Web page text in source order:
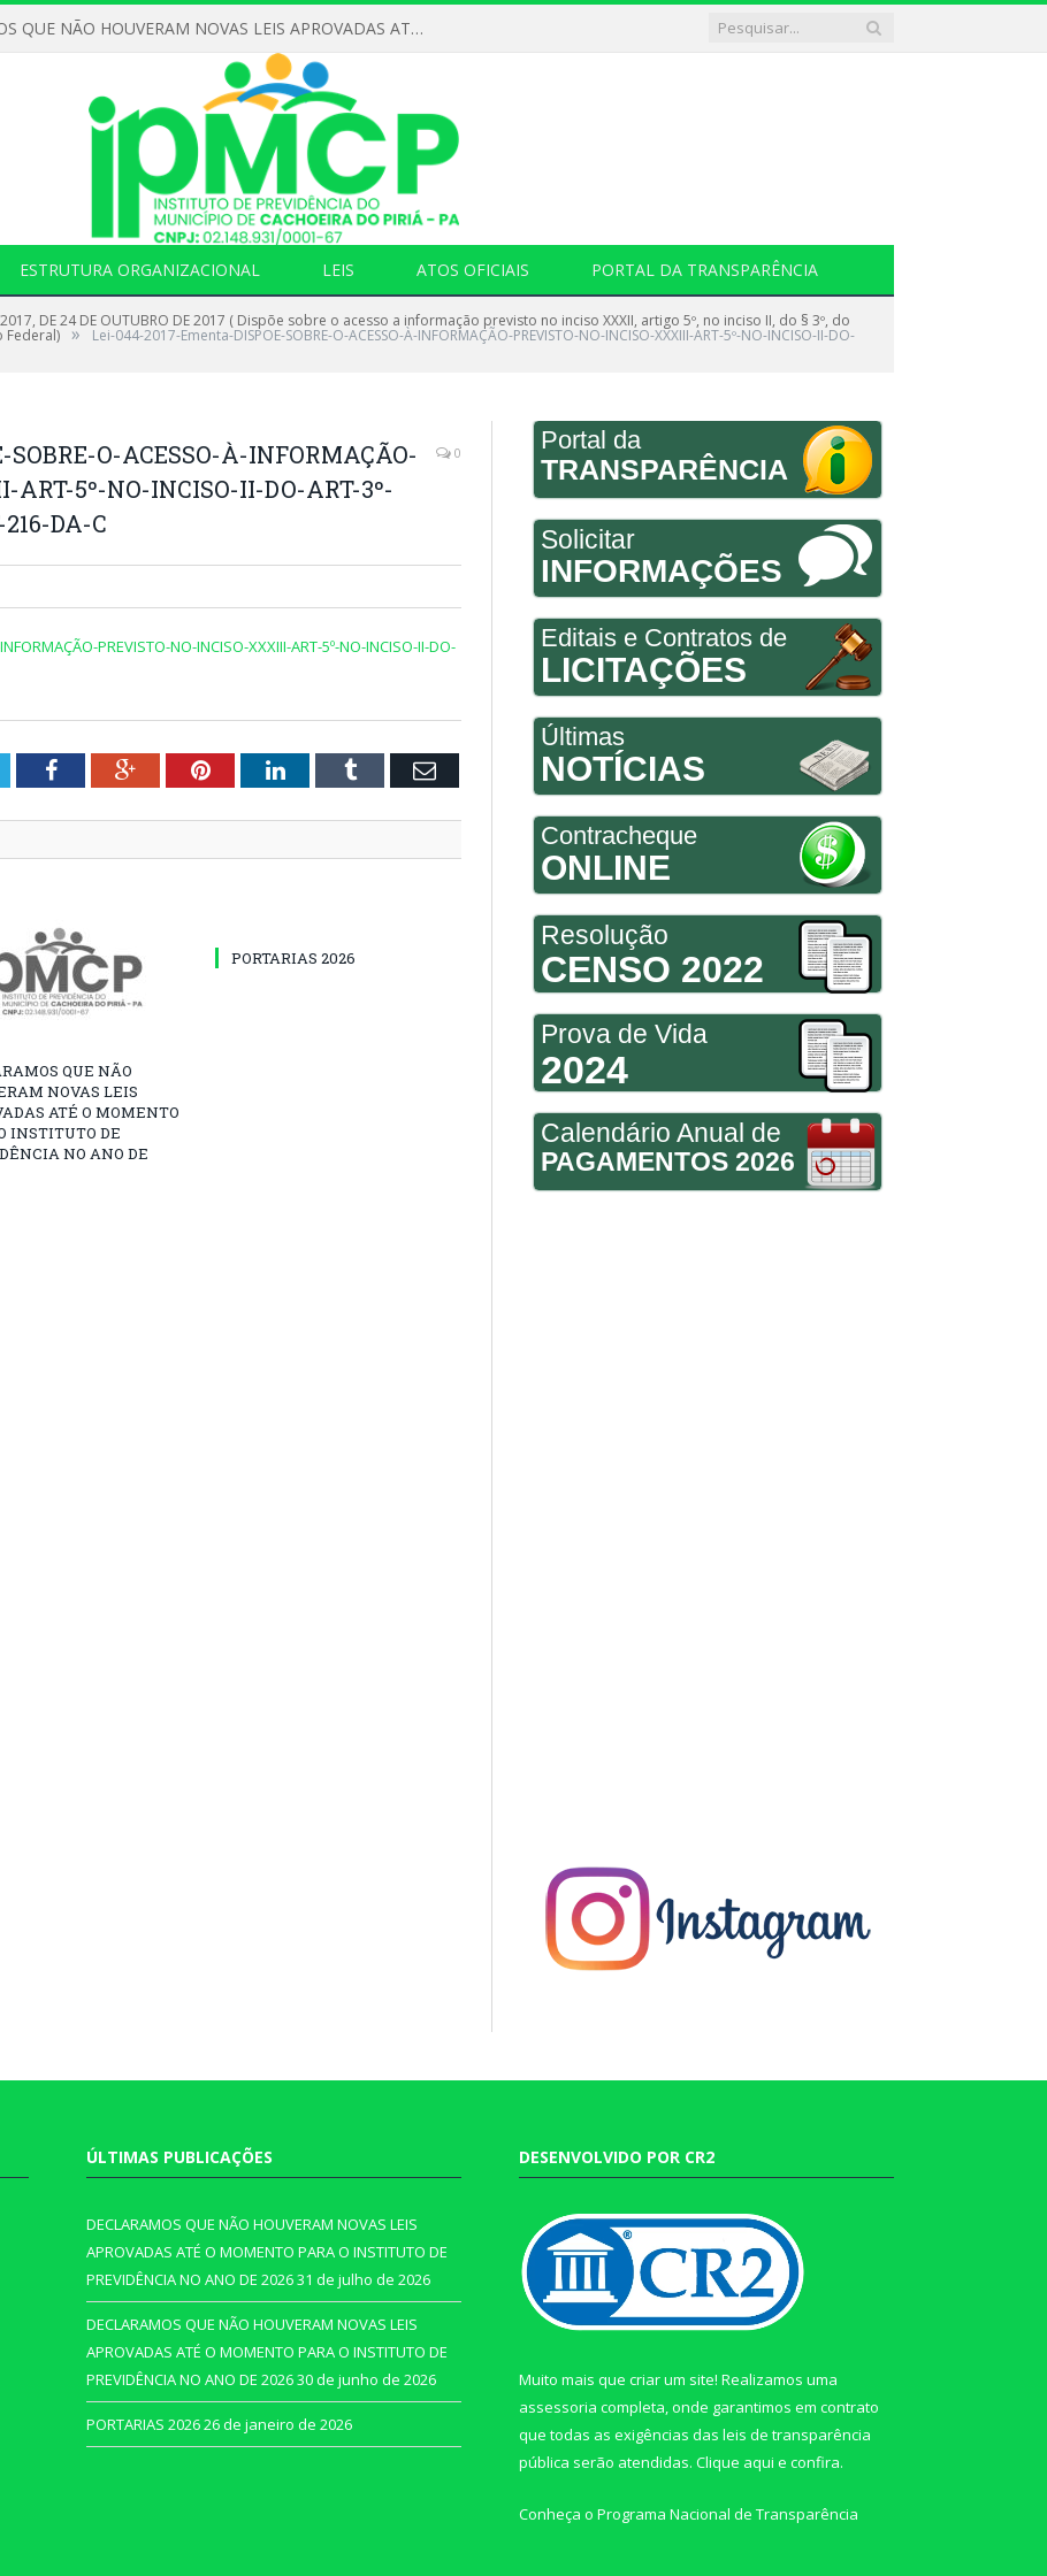
DECLARAMOS QUE NÃO HOUVERAM NOVAS LEIS APROVADAS ATÉ O MOMENTO PARA O INSTITUTO DE PREVIDÊNCIA NO ANO DE 2026
ESTRUTURA ORGANIZACIONAL LEIS ATOS OFICIAIS PORTAL DA TRANSPARÊNCIA
2017, DE 24 DE OUTUBRO DE 2017 ( Dispõe sobre o acesso a informação previsto no inciso XXXII, artigo 5º, no inciso II, do § 3º, do
Federal) » Lei-044-2017-Ementa-DISPOE-SOBRE-O-ACESSO-À-INFORMAÇÃO-PREVISTO-NO-INCISO-XXXIII-ART-5º-NO-INCISO-II-DO-
O-ACESSO-À-INFORMAÇÃO-
5º-NO-INCISO-II-DO-ART-3º-
DA-C
0
PREVISTO-NO-INCISO-XXXIII-ART-5º-NO-INCISO-II-DO-
FacebookGoogle+PinterestLinkedInTumblr Email
QUE NÃO
NOVAS LEIS
ATÉ O MOMENTO
INSTITUTO DE
NO ANO DE
PORTARIAS 2026
Portal da
TRANSPARÊNCIA
Solicitar
INFORMAÇÕES
Editais e Contratos de
LICITAÇÕES
Últimas
NOTÍCIAS
Contracheque
ONLINE
Resolução
CENSO 2022
Prova de Vida
2024
Calendário Anual de
PAGAMENTOS 2026
ÚLTIMAS PUBLICAÇÕES
DECLARAMOS QUE NÃO HOUVERAM NOVAS LEIS
APROVADAS ATÉ O MOMENTO PARA O INSTITUTO DE
PREVIDÊNCIA NO ANO DE 202631 de julho de 2026
DECLARAMOS QUE NÃO HOUVERAM NOVAS LEIS
APROVADAS ATÉ O MOMENTO PARA O INSTITUTO DE
PREVIDÊNCIA NO ANO DE 202630 de junho de 2026
PORTARIAS 202626 de janeiro de 2026
DESENVOLVIDO POR CR2
Muito mais que criar um site! Realizamos uma
assessoria completa, onde garantimos em contrato
que todas as exigências das leis de transparência
pública serão atendidas. Clique aqui e confira.
Conheça o Programa Nacional de Transparência